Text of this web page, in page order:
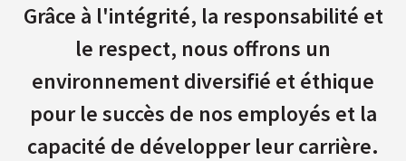
Grâce à l'intégrité, la responsabilité et
le respect, nous offrons un
environnement diversifié et éthique
pour le succès de nos employés et la
capacité de développer leur carrière.